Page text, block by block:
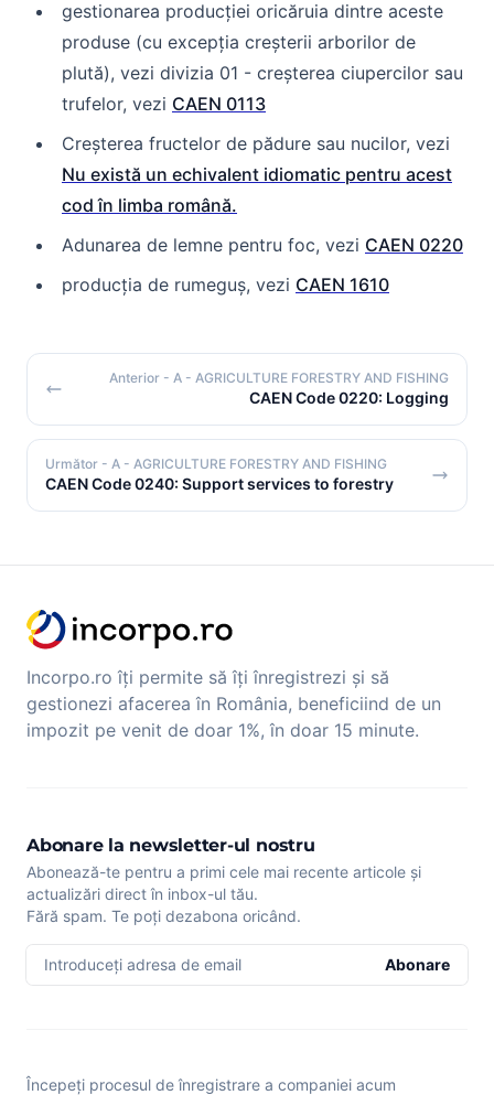
gestionarea producției oricăruia dintre aceste
produse (cu excepția creșterii arborilor de
plută), vezi divizia 01 - creșterea ciupercilor sau
trufelor, vezi CAEN 0113
Creșterea fructelor de pădure sau nucilor, vezi
Nu există un echivalent idiomatic pentru acest
cod în limba română.
Adunarea de lemne pentru foc, vezi CAEN 0220
producția de rumeguș, vezi CAEN 1610
Anterior - A - AGRICULTURE FORESTRY AND FISHING
CAEN Code 0220: Logging
Următor - A - AGRICULTURE FORESTRY AND FISHING
CAEN Code 0240: Support services to forestry
Incorpo.ro îți permite să îți înregistrezi și să
gestionezi afacerea în România, beneficiind de un
impozit pe venit de doar 1%, în doar 15 minute.
Abonare la newsletter-ul nostru
Abonează-te pentru a primi cele mai recente articole și
actualizări direct în inbox-ul tău.
Fără spam. Te poți dezabona oricând.
Introduceți adresa de email Abonare
Începeți procesul de înregistrare a companiei acum